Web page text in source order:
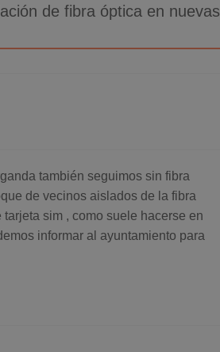
de fibra óptica en nuevas
también seguimos sin fibra
de vecinos aislados de la fibra
sim , como suele hacerse en
informar al ayuntamiento para